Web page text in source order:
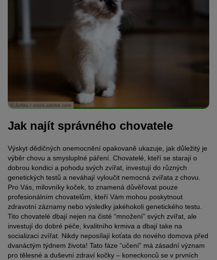
© Juhku / stock.adobe.com
Jak najít správného chovatele
Výskyt dědičných onemocnění opakovaně ukazuje, jak důležitý je
výběr chovu a smysluplné páření. Chovatelé, kteří se starají o
dobrou kondici a pohodu svých zvířat, investují do různých
genetických testů a neváhají vyloučit nemocná zvířata z chovu.
Pro Vás, milovníky koček, to znamená důvěřovat pouze
profesionálním chovatelům, kteří Vám mohou poskytnout
zdravotní záznamy nebo výsledky jakéhokoli genetického testu.
Tito chovatelé dbají nejen na čisté “množení” svých zvířat, ale
investují do dobré péče, kvalitního krmiva a dbají take na
socializaci zvířat. Nikdy neposílají koťata do nového domova před
dvanáctým týdnem života! Tato fáze “učení” má zásadní význam
pro tělesné a duševní zdraví kočky – koneckonců se v prvních